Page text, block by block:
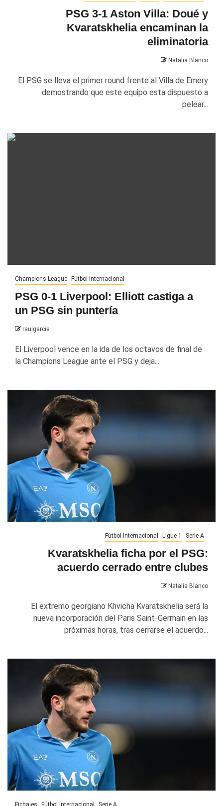
PSG 3-1 Aston Villa: Doué y
Kvaratskhelia encaminan la
eliminatoria
Natalia Blanco
El PSG se lleva el primer round frente al Villa de Emery
demostrando que este equipo esta dispuesto a
pelear...
Champions League Fútbol Internacional
PSG 0-1 Liverpool: Elliott castiga a
un PSG sin puntería
raulgarcia
El Liverpool vence en la ida de los octavos de final de
la Champions League ante el PSG y deja...
Fútbol Internacional Ligue 1 Serie A
Kvaratskhelia ficha por el PSG:
acuerdo cerrado entre clubes
Natalia Blanco
El extremo georgiano Khvicha Kvaratskhelia será la
nueva incorporación del Paris Saint-Germain en las
próximas horas, tras cerrarse el acuerdo...
Fichajes Fútbol Internacional Serie A